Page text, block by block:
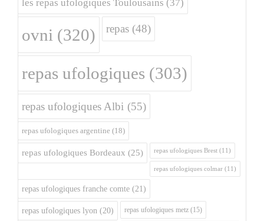
les repas ufologiques Toulousains (37)
ovni (320) repas (48)
repas ufologiques (303)
repas ufologiques Albi (55)
repas ufologiques argentine (18)
repas ufologiques Bordeaux (25) repas ufologiques Brest (11)
repas ufologiques colmar (11)
repas ufologiques franche comte (21)
repas ufologiques lyon (20) repas ufologiques metz (15)